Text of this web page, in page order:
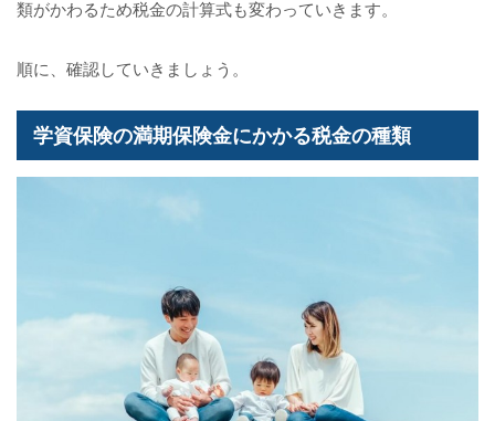
類がかわるため税金の計算式も変わっていきます。
順に、確認していきましょう。
学資保険の満期保険金にかかる税金の種類